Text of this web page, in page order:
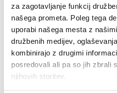
za zagotavljanje funkcij
našega prometa. Poleg tega
uporabi našega mesta z
družbenih medijev,
kombinirajo z drugimi
posredovali ali pa so jih zbrali
njihovih storitev.